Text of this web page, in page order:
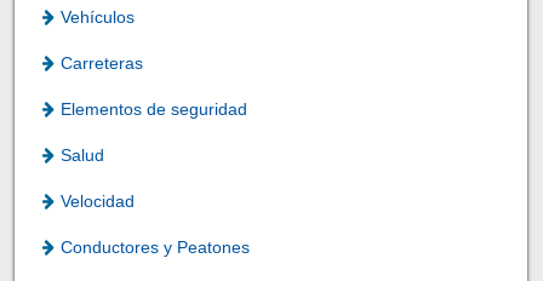
Vehículos
Carreteras
Elementos de seguridad
Salud
Velocidad
Conductores y Peatones